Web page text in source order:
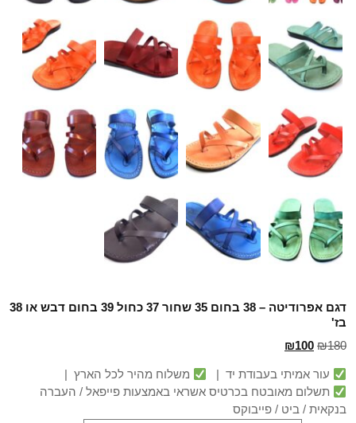
דגם אפרודיטה – 38 בחום 35 שחור 37 כחול 39 בחום דבש או 38
בז'
₪180
₪100
עור אמיתי בעבודת יד |
משלוח מהיר לכל הארץ |
תשלום מאובטח בכרטיס אשראי באמצעות פייפאל / העברה
בנקאית / ביט / פייבוקס